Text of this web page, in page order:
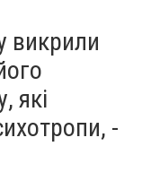
викрили
які
-